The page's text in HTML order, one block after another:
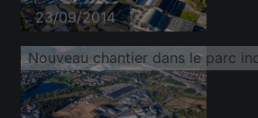
23/09/2014